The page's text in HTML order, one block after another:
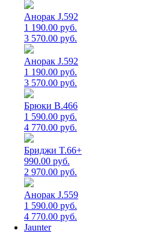
Анорак J.592
1 190.00 руб.
3 570.00 руб.
Анорак J.592
1 190.00 руб.
3 570.00 руб.
Брюки B.466
1 590.00 руб.
4 770.00 руб.
Бриджи T.66+
990.00 руб.
2 970.00 руб.
Анорак J.559
1 590.00 руб.
4 770.00 руб.
Jaunter